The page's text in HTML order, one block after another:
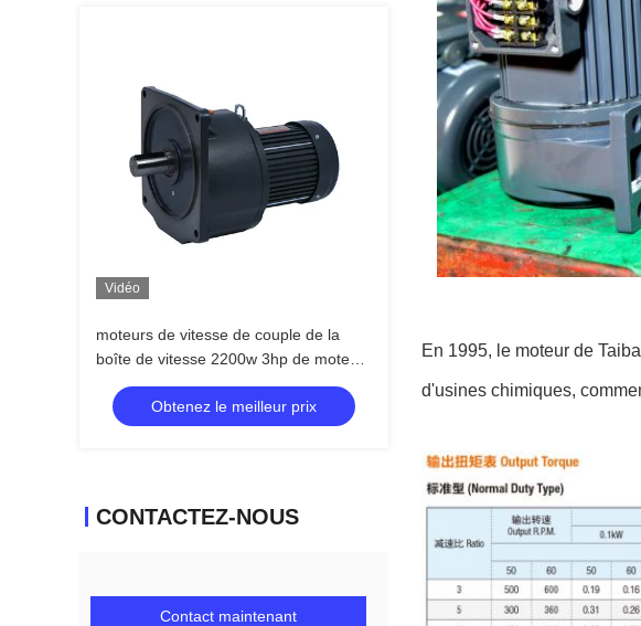
Vidéo
moteurs de vitesse de couple de la
boîte de vitesse 2200w 3hp de moteur
électrique d'axe de 50mm hauts
Obtenez le meilleur prix
CONTACTEZ-NOUS
Contact maintenant
En 1995, le moteur de
d'usines chimiques,